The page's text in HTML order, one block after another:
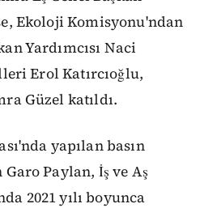
Ekoloji Komisyonu'ndan
Yardımcısı Naci
Erol Katırcıoğlu,
Güzel katıldı.
yapılan basın
Paylan, İş ve Aş
2021 yılı boyunca